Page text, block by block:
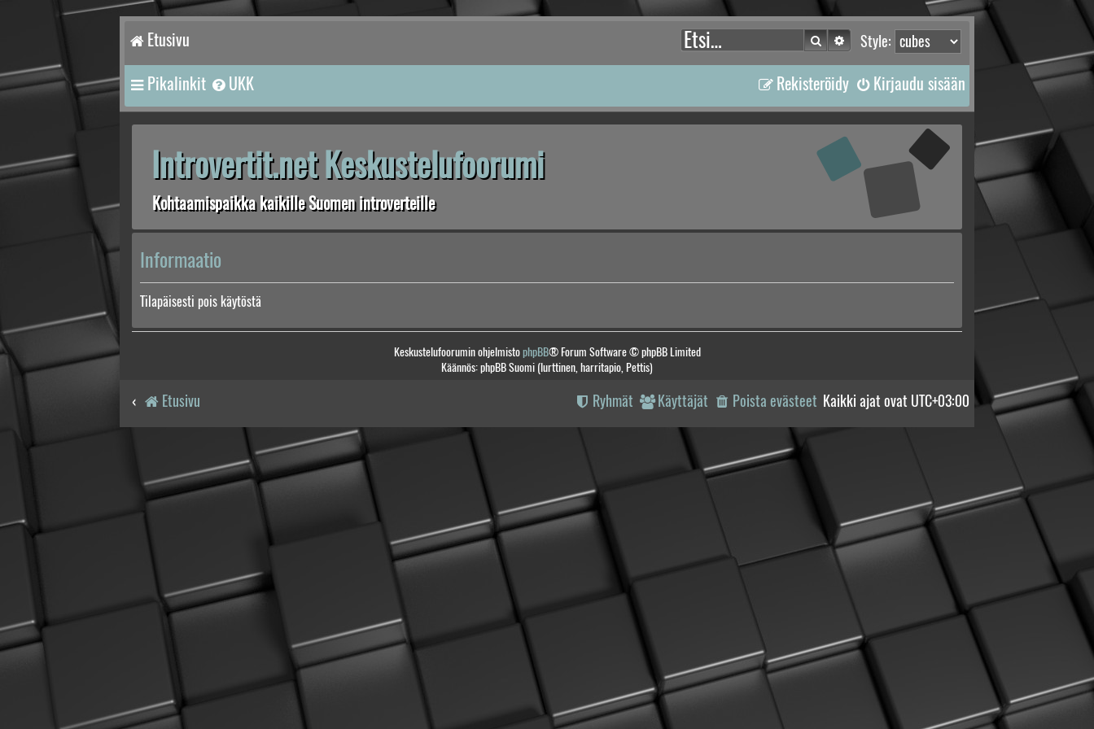
Etusivu Style:
Etsi Tarkennettu haku
Pikalinkit UKK Kirjaudu sisään
Rekisteröidy
Introvertit.net Keskustelufoorumi
Kohtaamispaikka kaikille Suomen introverteille
Informaatio
Tilapäisesti pois käytöstä
Keskustelufoorumin ohjelmistophpBB® Forum Software © phpBB Limited
Käännös: phpBB Suomi (lurttinen, harritapio, Pettis)
Etusivu Kaikki ajat ovat UTC+03:00
Poista evästeet
Käyttäjät
Ryhmät